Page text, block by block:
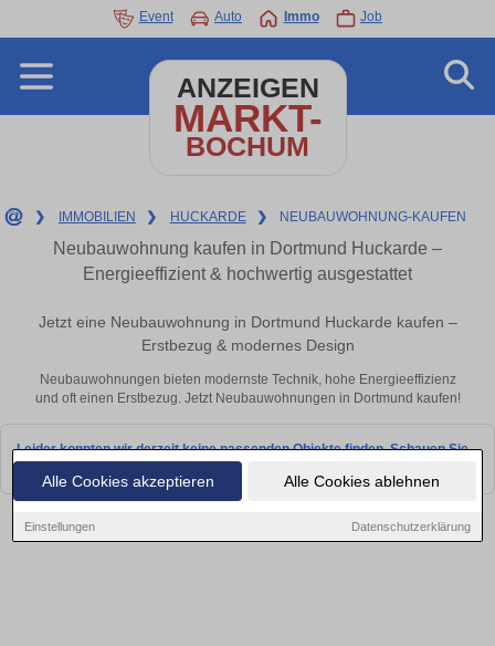
Alle Cookies akzeptieren Alle Cookies ablehnen
Einstellungen Datenschutzerklärung
Event Auto Immo Job
ANZEIGEN
MARKT-
BOCHUM
❯ IMMOBILIEN ❯ HUCKARDE ❯ NEUBAUWOHNUNG-KAUFEN
Neubauwohnung kaufen in Dortmund Huckarde –
Energieeffizient & hochwertig ausgestattet
Jetzt eine Neubauwohnung in Dortmund Huckarde kaufen –
Erstbezug & modernes Design
Neubauwohnungen bieten modernste Technik, hohe Energieeffizienz
und oft einen Erstbezug. Jetzt Neubauwohnungen in Dortmund kaufen!
Leider konnten wir derzeit keine passenden Objekte finden. Schauen Sie